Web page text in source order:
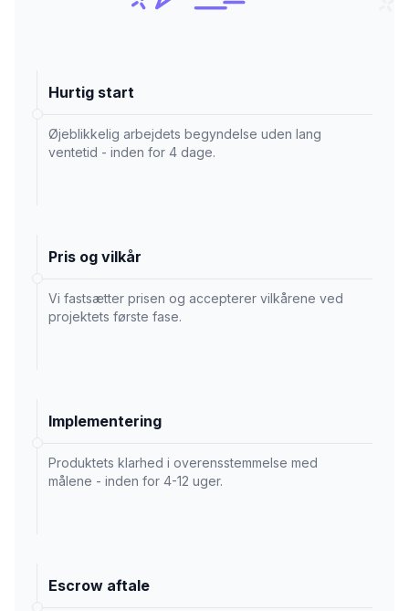
Hurtig start
Øjeblikkelig arbejdets begyndelse uden lang
ventetid - inden for 4 dage.
Pris og vilkår
Vi fastsætter prisen og accepterer vilkårene ved
projektets første fase.
Implementering
Produktets klarhed i overensstemmelse med
målene - inden for 4-12 uger.
Escrow aftale